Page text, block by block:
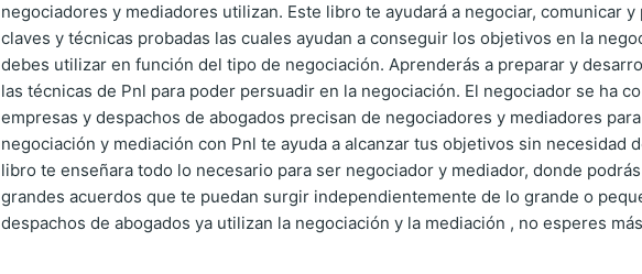
negociadores y mediadores utilizan. Este libro te ayudará a negociar, comunicar
claves y técnicas probadas las cuales ayudan a conseguir los objetivos en la
debes utilizar en función del tipo de negociación. Aprenderás a preparar y
las técnicas de Pnl para poder persuadir en la negociación. El negociador se ha
empresas y despachos de abogados precisan de negociadores y mediadores
negociación y mediación con Pnl te ayuda a alcanzar tus objetivos sin necesidad
libro te enseñara todo lo necesario para ser negociador y mediador, donde
grandes acuerdos que te puedan surgir independientemente de lo grande o
despachos de abogados ya utilizan la negociación y la mediación , no esperes